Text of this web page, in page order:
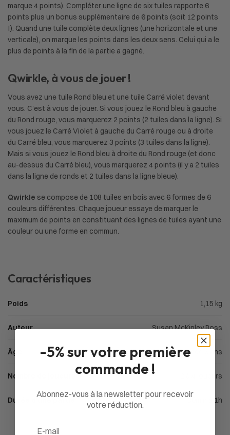
marque 4 points). Compléter une ligne de six tuiles rapporte 6
points plus un bonus supplémentaire de 6 points (soit 12 points
!). Quand une tuile complète deux lignes (une horizontale et une
verticale), on marque les points dans les deux sens. Celui qui a le
plus de points à la fin de la partie a gagné.
Qwirkle, à vous de jouer !
Vous avez une tuile Rond bleu et une tuile Carré violet devant
vous. C’est à vous de jouer. Si vous jouez le Rond bleu à gauche
du Rond rouge, vous marquerez 2 points (2 tuiles dans la ligne). Si
vous jouez le Carré Violet à gauche du Carré rouge ou à droite
du Carré bleu, vous marquerez 3 points (3 tuiles dans la ligne).
Mais si vous jouez le Rond bleu à droite du Rond rouge (et donc
au-dessus du Carré bleu), vous marquerez 4 points (il y a 2 tuiles
dans la ligne de ronds et 2 tuiles dans la ligne bleue).
Qwirkle se compose de 108 tuiles en bois avec 6 formes de 6
couleurs différentes. Chaque joueur essaye de marquer le
maximum de points en constituant des lignes de tuiles ayant une
couleur ou une forme en commun.
Caractéristiques
Poids 1,15 kg
Auteur Susan McKinley Ross
Âge À partir de 6 ans
Nombre de joueurs 2 à 4 joueurs
Durée d'une partie 30min à 1h
-5% sur votre première
commande !
Abonnez-vous à la newsletter pour recevoir
votre réduction.